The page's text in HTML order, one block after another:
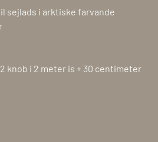
sejlads i arktiske farvande
knob i 2 meter is + 30 centimeter